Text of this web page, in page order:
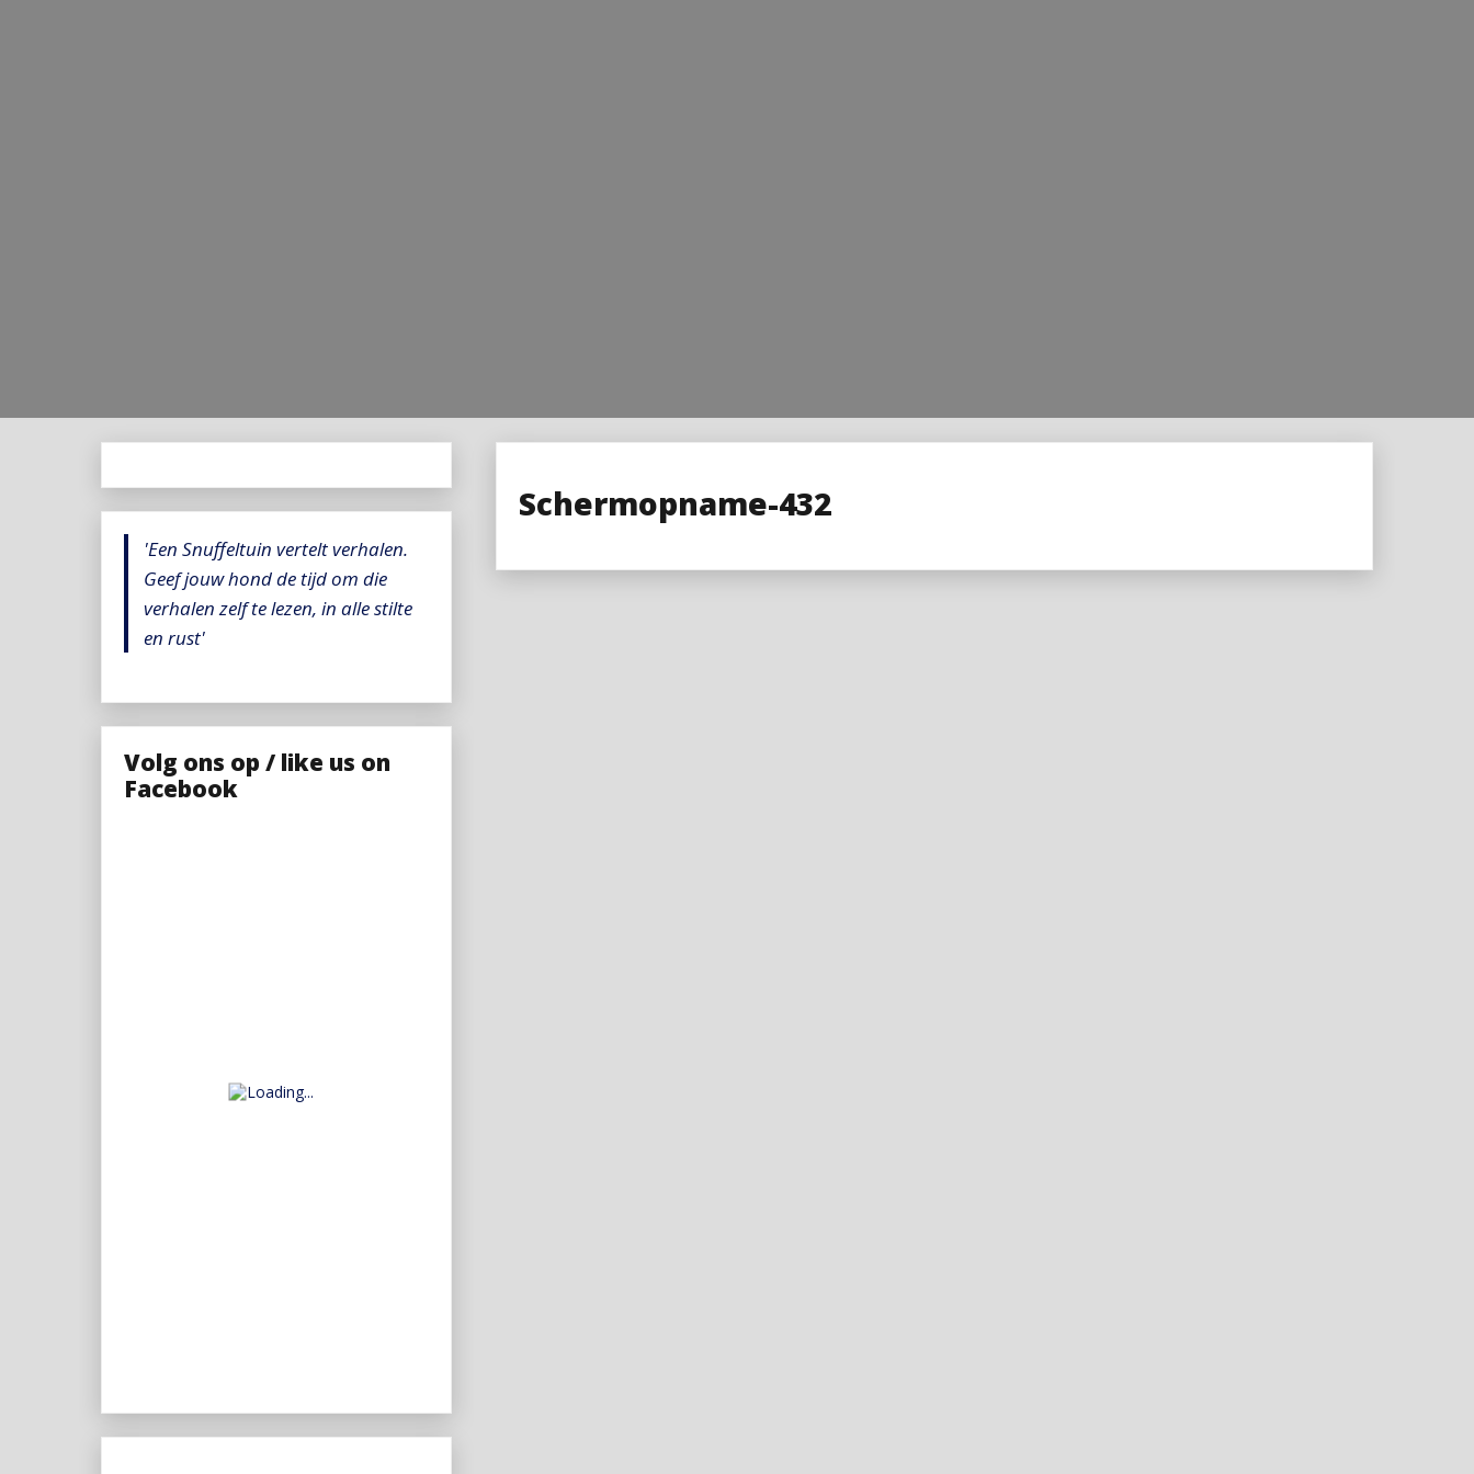
Schermopname-432
'Een Snuffeltuin vertelt verhalen.
Geef jouw hond de tijd om die
verhalen zelf te lezen, in alle stilte
en rust'
Volg ons op / like us on
Facebook